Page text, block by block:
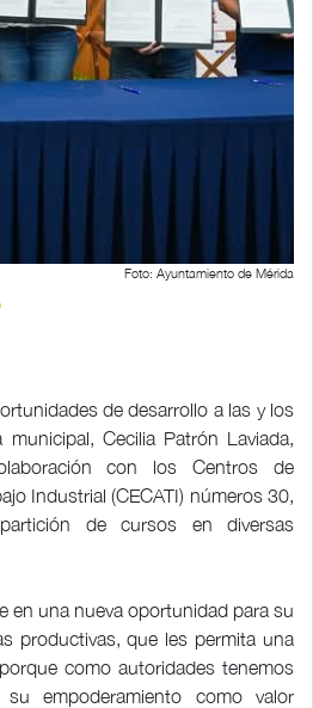
Foto: Ayuntamiento de Mérida
de desarrollo a las y los
municipal, Cecilia Patrón Laviada,
con los Centros de
Industrial (CECATI) números 30,
de cursos en diversas
en una nueva oportunidad para su
productivas, que les permita una
como autoridades tenemos
empoderamiento como valor